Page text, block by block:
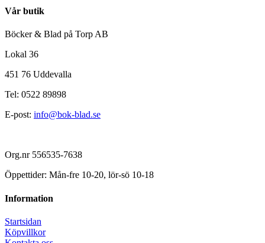
Vår butik
Böcker & Blad på Torp AB
Lokal 36
451 76 Uddevalla
Tel: 0522 89898
E-post: info@bok-blad.se
Org.nr 556535-7638
Öppettider: Mån-fre 10-20, lör-sö 10-18
Information
Startsidan
Köpvillkor